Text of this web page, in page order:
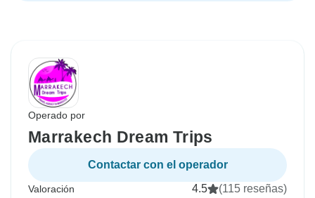
Operado por
Marrakech Dream Trips
Contactar con el operador
Valoración 4.5 (115 reseñas)